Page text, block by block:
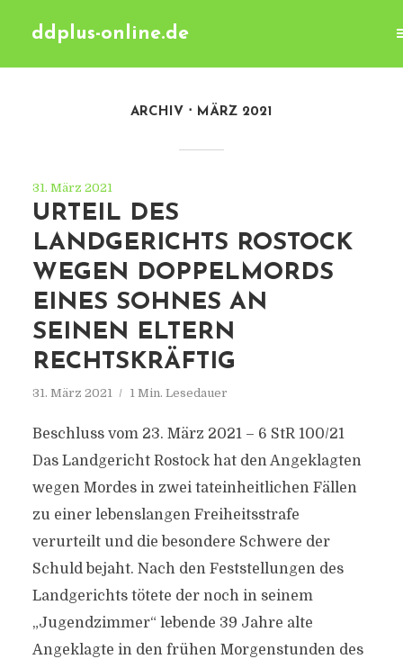
ddplus-online.de
ARCHIV MÄRZ 2021
31. März 2021
URTEIL DES
LANDGERICHTS ROSTOCK
WEGEN DOPPELMORDS
EINES SOHNES AN
SEINEN ELTERN
RECHTSKRÄFTIG
31. März 2021 1 Min. Lesedauer
Beschluss vom 23. März 2021 – 6 StR 100/21
Das Landgericht Rostock hat den Angeklagten
wegen Mordes in zwei tateinheitlichen Fällen
zu einer lebenslangen Freiheitsstrafe
verurteilt und die besondere Schwere der
Schuld bejaht. Nach den Feststellungen des
Landgerichts tötete der noch in seinem
„Jugendzimmer“ lebende 39 Jahre alte
Angeklagte in den frühen Morgenstunden des